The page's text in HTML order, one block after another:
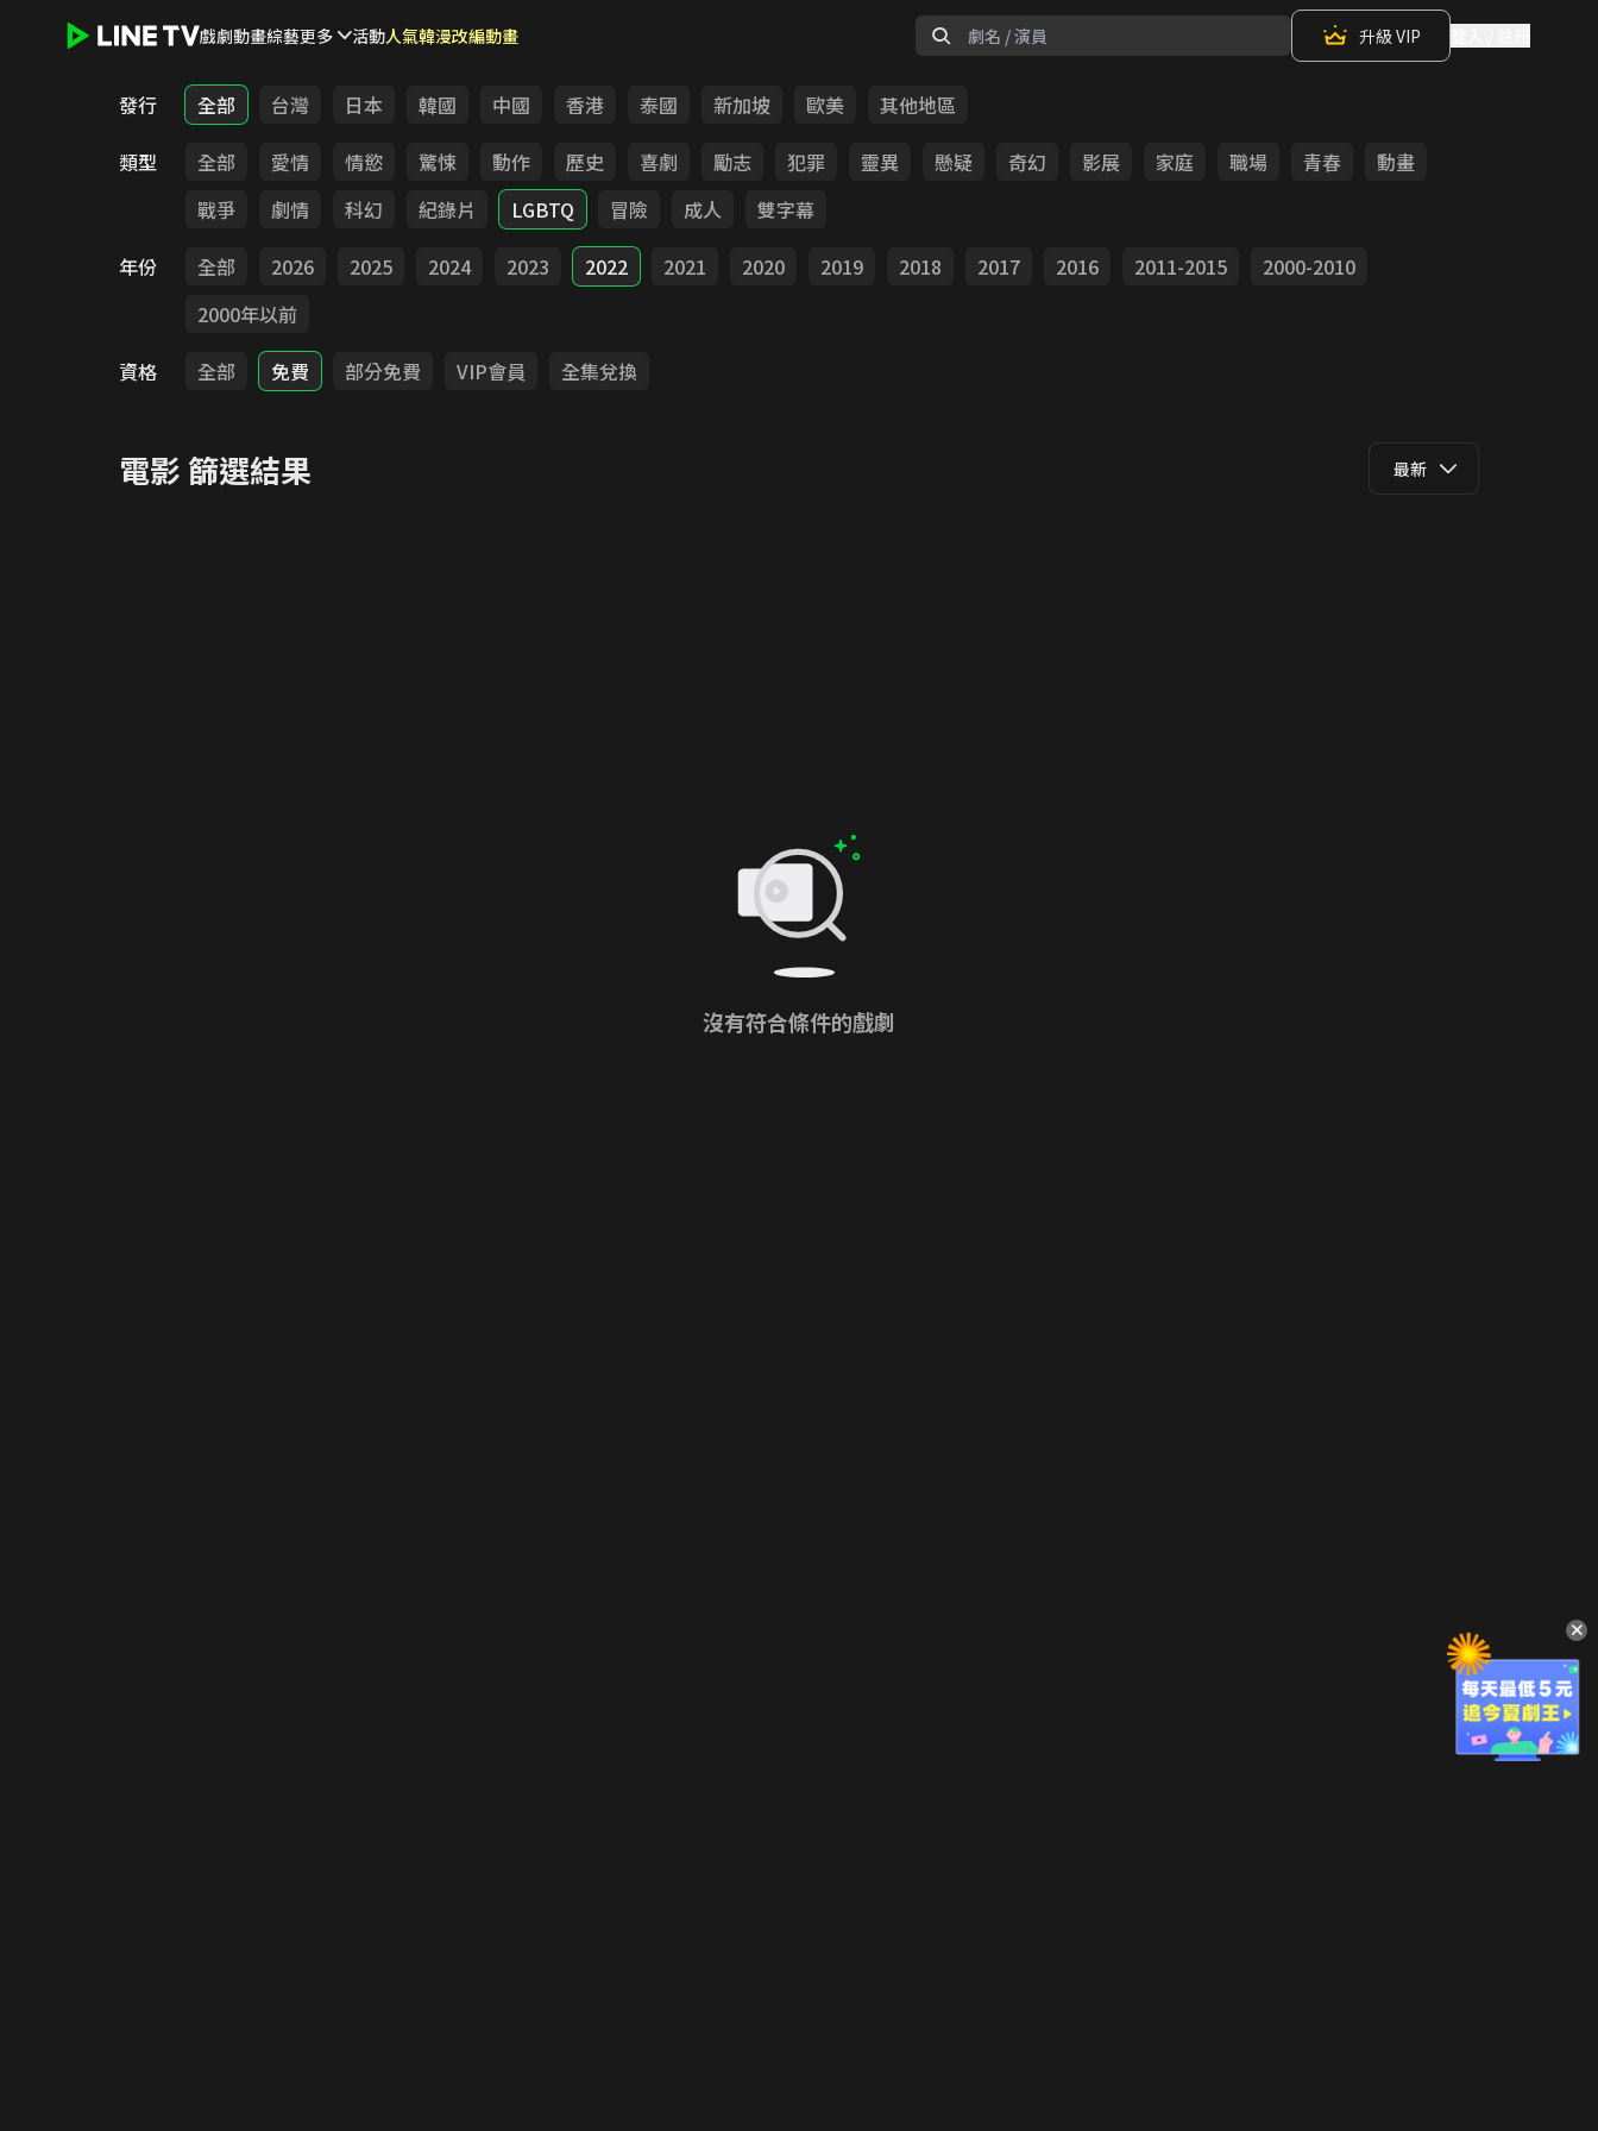
戲劇動畫綜藝更多 活動人氣韓漫改編動畫 升級 VIP
發行 全部 台灣 日本 韓國 中國 香港 泰國 新加坡 歐美
其他地區
類型
全部 愛情 情慾 驚悚 動作 歷史 喜劇 勵志 犯罪 靈異 懸疑 奇幻 影展 家庭 職場 青春
動畫
戰爭
劇情 科幻 紀錄片 LGBTQ 冒險 成人
雙字幕
年份
全部 2026 2025 2024 2023 2022 2021 2020 2019 2018 2017 2016 2011-2015
2000-2010
2000年以前
資格
全部 免費 部分免費 VIP會員 全集兌換
電影 篩選結果 最新
沒有符合條件的戲劇